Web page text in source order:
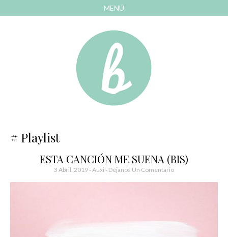
MENÚ
Bonitismos
Playlist
ESTA CANCIÓN ME SUENA (BIS)
3 Abril, 2019-Auxi Déjanos Un Comentario